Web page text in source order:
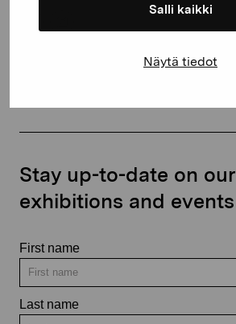
Salli kaikki
Näytä tiedot
Stay up-to-date on our
exhibitions and events
First name
Last name